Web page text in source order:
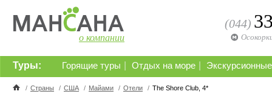
о компании
(044)
Горящие туры Отдых на море
Туры:
/ Страны / США / Майами / Отели / The Shore Club, 4*